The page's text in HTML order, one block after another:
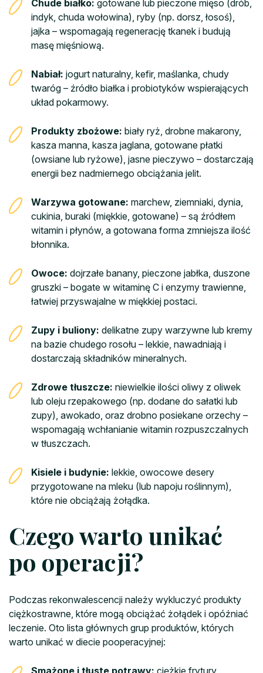
Chude białko: gotowane lub pieczone mięso (drób,
indyk, chuda wołowina), ryby (np. dorsz, łosoś),
jajka – wspomagają regenerację tkanek i budują
masę mięśniową.
Nabiał: jogurt naturalny, kefir, maślanka, chudy
twaróg – źródło białka i probiotyków wspierających
układ pokarmowy.
Produkty zbożowe: biały ryż, drobne makarony,
kasza manna, kasza jaglana, gotowane płatki
(owsiane lub ryżowe), jasne pieczywo – dostarczają
energii bez nadmiernego obciążania jelit.
Warzywa gotowane: marchew, ziemniaki, dynia,
cukinia, buraki (miękkie, gotowane) – są źródłem
witamin i płynów, a gotowana forma zmniejsza ilość
błonnika.
Owoce: dojrzałe banany, pieczone jabłka, duszone
gruszki – bogate w witaminę C i enzymy trawienne,
łatwiej przyswajalne w miękkiej postaci.
Zupy i buliony: delikatne zupy warzywne lub kremy
na bazie chudego rosołu – lekkie, nawadniają i
dostarczają składników mineralnych.
Zdrowe tłuszcze: niewielkie ilości oliwy z oliwek
lub oleju rzepakowego (np. dodane do sałatki lub
zupy), awokado, oraz drobno posiekane orzechy –
wspomagają wchłanianie witamin rozpuszczalnych
w tłuszczach.
Kisiele i budynie: lekkie, owocowe desery
przygotowane na mleku (lub napoju roślinnym),
które nie obciążają żołądka.
Czego warto unikać
po operacji?
Podczas rekonwalescencji należy wykluczyć produkty
ciężkostrawne, które mogą obciążać żołądek i opóźniać
leczenie. Oto lista głównych grup produktów, których
warto unikać w diecie pooperacyjnej: